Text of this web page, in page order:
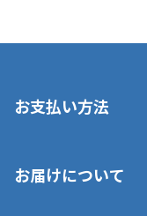
お支払い方法
いいただくことはでき
お届けについて